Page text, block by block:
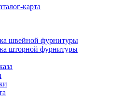
карта
швейной фурнитуры
шторной фурнитуры